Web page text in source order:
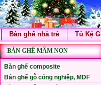
Bàn ghế nhà trẻ Tủ Kệ
BÀN GHẾ MẦM NON
Bàn ghế composite
Bàn ghế gỗ công nghiệp, MDF